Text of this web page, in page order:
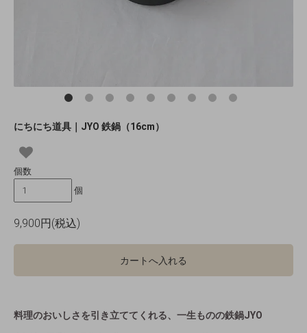
にちにち道具｜JYO 鉄鍋（16cm）
個数
個
9,900円(税込)
カートへ入れる
料理のおいしさを引き立ててくれる、一生ものの鉄鍋JYO